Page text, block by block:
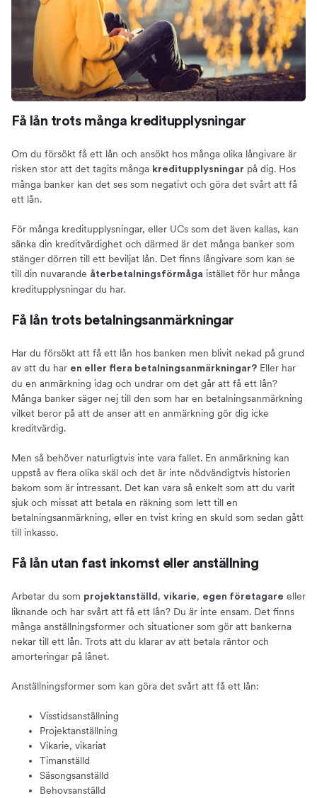
Få lån trots många kreditupplysningar
Om du försökt få ett lån och ansökt hos många olika långivare är
risken stor att det tagits många kreditupplysningar på dig. Hos
många banker kan det ses som negativt och göra det svårt att få
ett lån.
För många kreditupplysningar, eller UCs som det även kallas, kan
sänka din kreditvärdighet och därmed är det många banker som
stänger dörren till ett beviljat lån. Det finns långivare som kan se
till din nuvarande återbetalningsförmåga istället för hur många
kreditupplysningar du har.
Få lån trots betalningsanmärkningar
Har du försökt att få ett lån hos banken men blivit nekad på grund
av att du har en eller flera betalningsanmärkningar? Eller har
du en anmärkning idag och undrar om det går att få ett lån?
Många banker säger nej till den som har en betalningsanmärkning
vilket beror på att de anser att en anmärkning gör dig icke
kreditvärdig.
Men så behöver naturligtvis inte vara fallet. En anmärkning kan
uppstå av flera olika skäl och det är inte nödvändigtvis historien
bakom som är intressant. Det kan vara så enkelt som att du varit
sjuk och missat att betala en räkning som lett till en
betalningsanmärkning, eller en tvist kring en skuld som sedan gått
till inkasso.
Få lån utan fast inkomst eller anställning
Arbetar du som projektanställd , vikarie, egen företagare eller
liknande och har svårt att få ett lån? Du är inte ensam. Det finns
många anställningsformer och situationer som gör att bankerna
nekar till ett lån. Trots att du klarar av att betala räntor och
amorteringar på lånet.
Anställningsformer som kan göra det svårt att få ett lån:
Visstidsanställning
Projektanställning
Vikarie, vikariat
Timanställd
Säsongsanställd
Behovsanställd